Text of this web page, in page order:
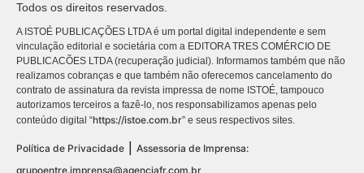
Todos os direitos reservados.
A ISTOÉ PUBLICAÇÕES LTDA é um portal digital independente e sem
vinculação editorial e societária com a EDITORA TRES COMÉRCIO DE
PUBLICACÕES LTDA (recuperação judicial). Informamos também que não
realizamos cobranças e que também não oferecemos cancelamento do
contrato de assinatura da revista impressa de nome ISTOÉ, tampouco
autorizamos terceiros a fazê-lo, nos responsabilizamos apenas pelo
conteúdo digital “https://istoe.com.br” e seus respectivos sites.
Política de Privacidade
Assessoria de Imprensa:
grupoentre.imprensa@agenciafr.com.br